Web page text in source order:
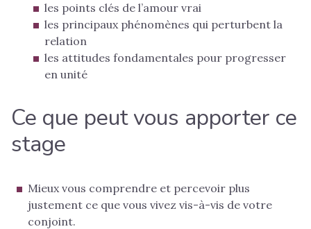
les points clés de l’amour vrai
les principaux phénomènes qui perturbent la
relation
les attitudes fondamentales pour progresser
en unité
Ce que peut vous apporter ce
stage
Mieux vous comprendre et percevoir plus
justement ce que vous vivez vis-à-vis de votre
conjoint.